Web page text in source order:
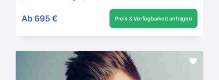
Ab 695 € Preis & Verfügbarkeit anfragen